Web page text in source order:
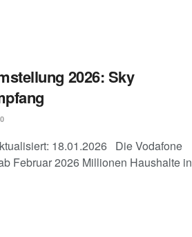
2026: Sky
0
18.01.2026 Die Vodafone
Februar 2026 Millionen Haushalte in